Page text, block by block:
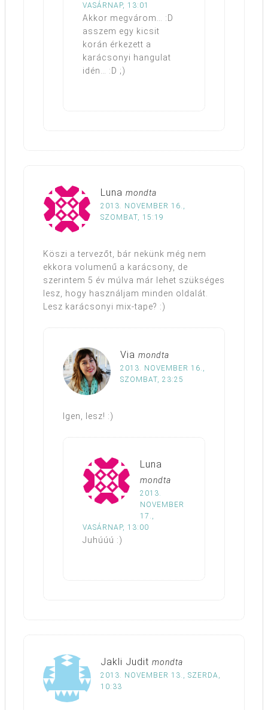
VASÁRNAP, 13:01
Akkor megvárom… :D
asszem egy kicsit
korán érkezett a
karácsonyi hangulat
idén… :D ;)
Luna mondta
2013. NOVEMBER 16.,
SZOMBAT, 15:19
Köszi a tervezőt, bár nekünk még nem
ekkora volumenű a karácsony, de
szerintem 5 év múlva már lehet szükséges
lesz, hogy használjam minden oldalát.
Lesz karácsonyi mix-tape? :)
Via mondta
2013. NOVEMBER 16.,
SZOMBAT, 23:25
Igen, lesz! :)
Luna
mondta
2013.
NOVEMBER
17.,
VASÁRNAP, 13:00
Juhúúú :)
Jakli Judit mondta
2013. NOVEMBER 13., SZERDA,
10:33